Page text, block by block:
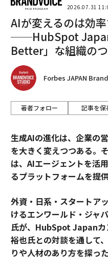
2026.07.31
AIが変えるのは効
──HubSpot
Better」な組織の
Forbes JAPAN
著者フォロー 記事を保
生成AIの進化は、企業の
を大きく変えつつある。
は、AIエージェントを活
るプラットフォームを提
外資・日系・スタートア
けるエンワールド・ジャ
氏が、HubSpot Japanカ
裕也氏との対談を通して
りや人材のあり方を探った